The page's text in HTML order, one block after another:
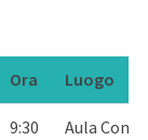
Ora
Luogo
Ora Luogo
9:30 Aula